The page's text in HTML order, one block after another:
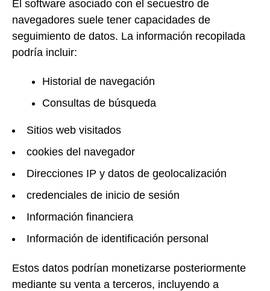
El software asociado con el secuestro de
navegadores suele tener capacidades de
seguimiento de datos. La información recopilada
podría incluir:
Historial de navegación
Consultas de búsqueda
Sitios web visitados
cookies del navegador
Direcciones IP y datos de geolocalización
credenciales de inicio de sesión
Información financiera
Información de identificación personal
Estos datos podrían monetizarse posteriormente
mediante su venta a terceros, incluyendo a